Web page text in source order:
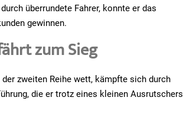
überrundete Fahrer, konnte er das
gewinnen.
zum Sieg
zweiten Reihe wett, kämpfte sich durch
die er trotz eines kleinen Ausrutschers